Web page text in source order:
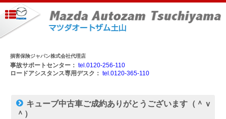
損害保険ジャパン株式会社代理店
事故サポートセンター： tel.0120-256-110
ロードアシスタンス専用デスク： tel.0120-365-110
キューブ中古車ご成約ありがとうございます（＾ｖ
＾）